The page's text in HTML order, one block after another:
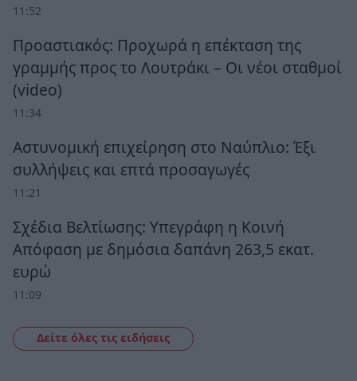
11:52
Προαστιακός: Προχωρά η επέκταση της
γραμμής προς το Λουτράκι – Οι νέοι σταθμοί
(video)
11:34
Αστυνομική επιχείρηση στο Ναύπλιο: Έξι
συλλήψεις και επτά προσαγωγές
11:21
Σχέδια Βελτίωσης: Υπεγράφη η Κοινή
Απόφαση με δημόσια δαπάνη 263,5 εκατ.
ευρώ
11:09
Δείτε όλες τις ειδήσεις